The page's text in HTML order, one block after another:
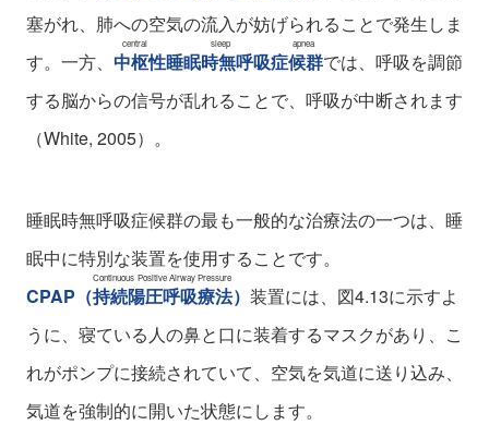
塞がれ、肺への空気の流入が妨げられることで発生しま
す。一方、 中枢性睡眠時無呼吸症候群
central sleep apnea
では、呼吸を調節
する脳からの信号が乱れることで、呼吸が中断されます
（White, 2005）。
睡眠時無呼吸症候群の最も一般的な治療法の一つは、睡
眠中に特別な装置を使用することです。
CPAP （持続陽圧呼吸療法
Continuous Positive Airway Pressure
） 装置には、図4.13に示すよ
うに、寝ている人の鼻と口に装着するマスクがあり、こ
れがポンプに接続されていて、空気を気道に送り込み、
気道を強制的に開いた状態にします。